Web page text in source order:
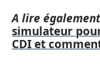
A lire
simulateur
CDI et